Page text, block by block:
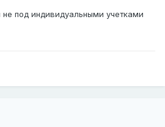
под индивидуальными учетками